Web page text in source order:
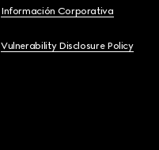
Información Corporativa
Vulnerability Disclosure Policy